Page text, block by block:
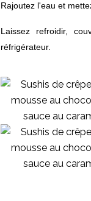
Rajoutez l'eau et
Laissez refroidir,
réfrigérateur.